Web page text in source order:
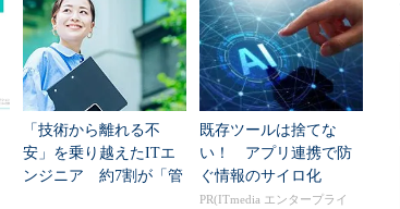
「技術から離れる不
安」を乗り越えたITエ
ンジニア 約7割が「管
既存ツールは捨てな
い！ アプリ連携で防
ぐ情報のサイロ化
PR(ITmedia エンタープライ